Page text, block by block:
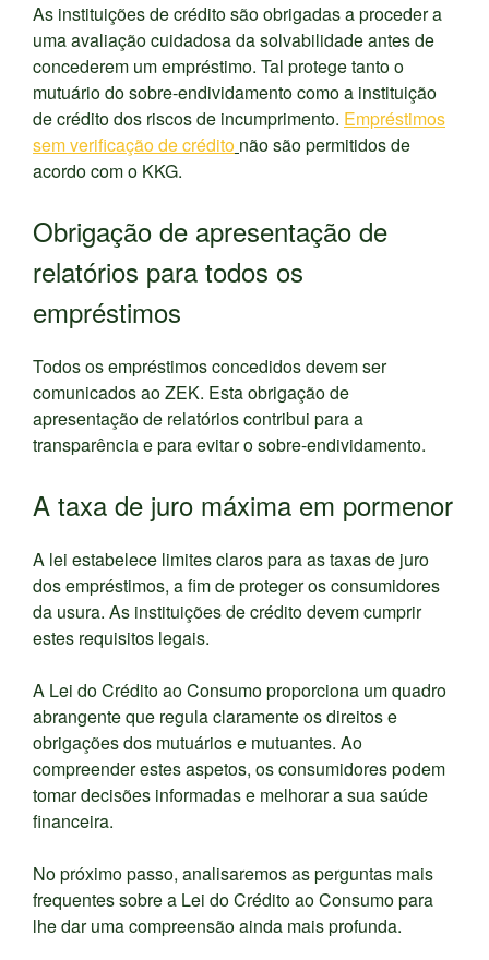
As instituições de crédito são obrigadas a proceder a
uma avaliação cuidadosa da solvabilidade antes de
concederem um empréstimo. Tal protege tanto o
mutuário do sobre-endividamento como a instituição
de crédito dos riscos de incumprimento. Empréstimos
sem verificação de crédito não são permitidos de
acordo com o KKG.
Obrigação de apresentação de
relatórios para todos os
empréstimos
Todos os empréstimos concedidos devem ser
comunicados ao ZEK. Esta obrigação de
apresentação de relatórios contribui para a
transparência e para evitar o sobre-endividamento.
A taxa de juro máxima em pormenor
A lei estabelece limites claros para as taxas de juro
dos empréstimos, a fim de proteger os consumidores
da usura. As instituições de crédito devem cumprir
estes requisitos legais.
A Lei do Crédito ao Consumo proporciona um quadro
abrangente que regula claramente os direitos e
obrigações dos mutuários e mutuantes. Ao
compreender estes aspetos, os consumidores podem
tomar decisões informadas e melhorar a sua saúde
financeira.
No próximo passo, analisaremos as perguntas mais
frequentes sobre a Lei do Crédito ao Consumo para
lhe dar uma compreensão ainda mais profunda.